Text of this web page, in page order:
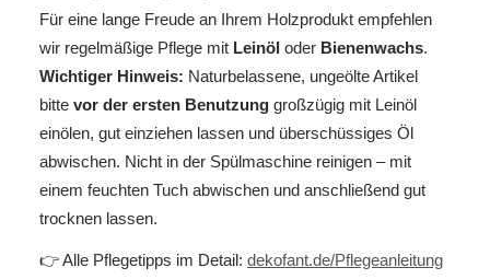
Für eine lange Freude an Ihrem Holzprodukt empfehlen
wir regelmäßige Pflege mit Leinöl oder Bienenwachs.
Wichtiger Hinweis: Naturbelassene, ungeölte Artikel
bitte vor der ersten Benutzung großzügig mit Leinöl
einölen, gut einziehen lassen und überschüssiges Öl
abwischen. Nicht in der Spülmaschine reinigen – mit
einem feuchten Tuch abwischen und anschließend gut
trocknen lassen.
👉 Alle Pflegetipps im Detail: dekofant.de/Pflegeanleitung